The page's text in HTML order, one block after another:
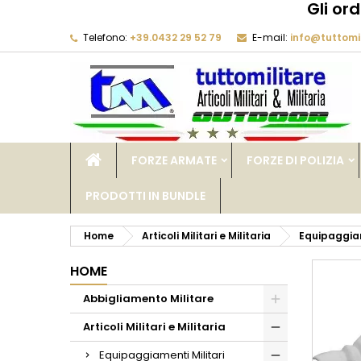
Gli
Telefono: +39.0432 29 52 79 E-mail:
FORZE ARMATE FORZE DI POLIZIA
PRODOTTI IN BUNDLE
Home Articoli Militari e Militaria
HOME
Abbigliamento Militare
Articoli Militari e Militaria
Equipaggiamenti Militari